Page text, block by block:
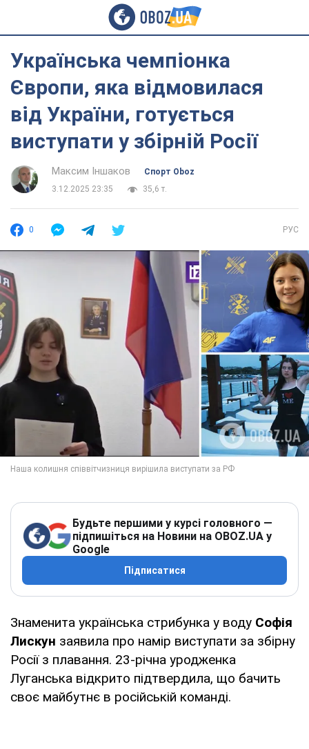
Українська чемпіонка
Європи, яка відмовилася
від України, готується
виступати у збірній Росії
Максим Іншаков
Спорт Oboz
3.12.2025 23:35
35,6 т.
0 РУС
Будьте першими у курсі головного —
підпишіться на Новини на OBOZ.UA у
Google
Підписатися
Знаменита українська стрибунка у воду Софія
Лискун заявила про намір виступати за збірну
Росії з плавання. 23-річна уродженка
Луганська відкрито підтвердила, що бачить
своє майбутнє в російській команді.